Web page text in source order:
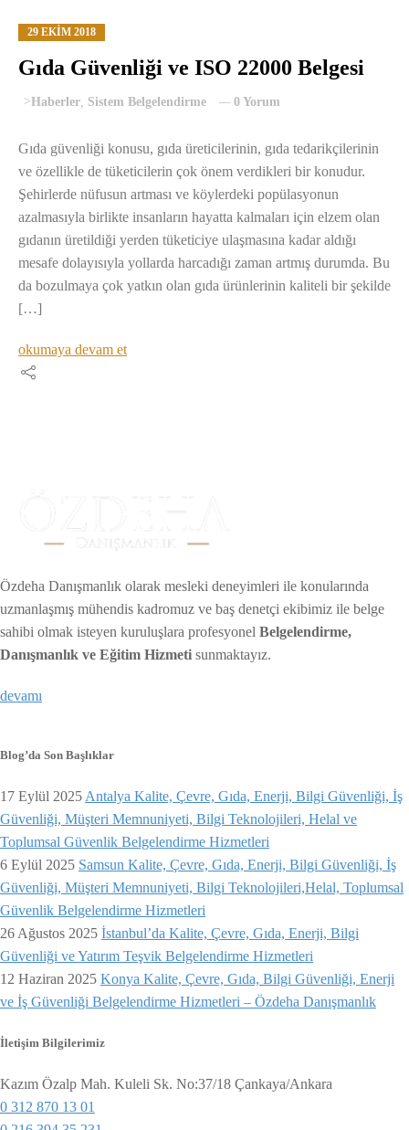
29 EKIM 2018
Gıda Güvenliği ve ISO 22000 Belgesi
>Haberler Sistem Belgelendirme 0 Yorum
Gıda güvenliği konusu, gıda üreticilerinin, gıda tedarikçilerinin
ve özellikle de tüketicilerin çok önem verdikleri bir konudur.
Şehirlerde nüfusun artması ve köylerdeki popülasyonun
azalmasıyla birlikte insanların hayatta kalmaları için elzem olan
gıdanın üretildiği yerden tüketiciye ulaşmasına kadar aldığı
mesafe dolayısıyla yollarda harcadığı zaman artmış durumda. Bu
da bozulmaya çok yatkın olan gıda ürünlerinin kaliteli bir şekilde
[…]
okumaya devam et
Özdeha Danışmanlık olarak mesleki deneyimleri ile konularında
uzmanlaşmış mühendis kadromuz ve baş denetçi ekibimiz ile belge
sahibi olmak isteyen kuruluşlara profesyonel Belgelendirme,
Danışmanlık ve Eğitim Hizmeti sunmaktayız.
devamı
Blog’da Son Başlıklar
17 Eylül 2025 Antalya Kalite, Çevre, Gıda, Enerji, Bilgi Güvenliği, İş
Güvenliği, Müşteri Memnuniyeti, Bilgi Teknolojileri, Helal ve
Toplumsal Güvenlik Belgelendirme Hizmetleri
6 Eylül 2025 Samsun Kalite, Çevre, Gıda, Enerji, Bilgi Güvenliği, İş
Güvenliği, Müşteri Memnuniyeti, Bilgi Teknolojileri,Helal, Toplumsal
Güvenlik Belgelendirme Hizmetleri
26 Ağustos 2025 İstanbul’da Kalite, Çevre, Gıda, Enerji, Bilgi
Güvenliği ve Yatırım Teşvik Belgelendirme Hizmetleri
12 Haziran 2025 Konya Kalite, Çevre, Gıda, Bilgi Güvenliği, Enerji
ve İş Güvenliği Belgelendirme Hizmetleri – Özdeha Danışmanlık
İletişim Bilgilerimiz
Kazım Özalp Mah. Kuleli Sk. No:37/18 Çankaya/Ankara
0 312 870 13 01